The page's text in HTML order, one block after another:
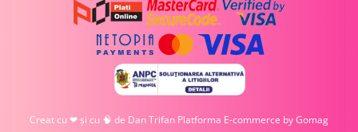
Creat cu ❤ și cu 🧠 de Dan Trifan Platforma E-commerce by Gomag